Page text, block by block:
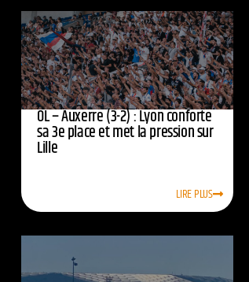
OL – Auxerre (3-2) : Lyon conforte
sa 3e place et met la pression sur
Lille
LIRE PLUS